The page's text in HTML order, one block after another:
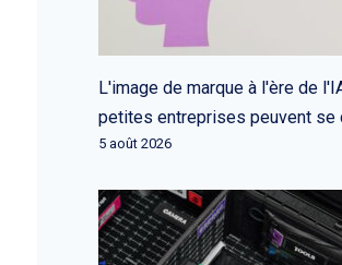
L'image de marque à l'ère de
petites entreprises peuvent se
5 août 2026